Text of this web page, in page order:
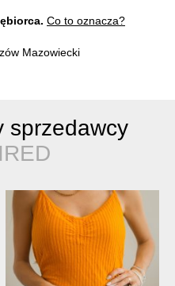
Co to oznacza?
Mazowiecki
sprzedawcy